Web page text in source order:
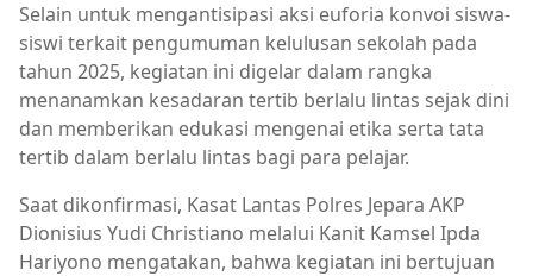
Selain untuk mengantisipasi aksi euforia konvoi siswa-
siswi terkait pengumuman kelulusan sekolah pada
tahun 2025, kegiatan ini digelar dalam rangka
menanamkan kesadaran tertib berlalu lintas sejak dini
dan memberikan edukasi mengenai etika serta tata
tertib dalam berlalu lintas bagi para pelajar.
Saat dikonfirmasi, Kasat Lantas Polres Jepara AKP
Dionisius Yudi Christiano melalui Kanit Kamsel Ipda
Hariyono mengatakan, bahwa kegiatan ini bertujuan